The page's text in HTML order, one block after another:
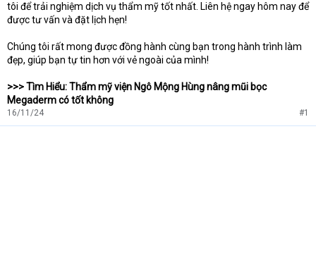
tôi để trải nghiệm dịch vụ thẩm mỹ tốt nhất. Liên hệ ngay hôm nay để
được tư vấn và đặt lịch hẹn!
Chúng tôi rất mong được đồng hành cùng bạn trong hành trình làm
đẹp, giúp bạn tự tin hơn với vẻ ngoài của mình!
>>> Tìm Hiểu: Thẩm mỹ viện Ngô Mộng Hùng nâng mũi bọc
Megaderm có tốt không
16/11/24 #1